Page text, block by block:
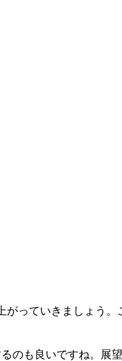
がっていきましょう。
のも良いですね。展